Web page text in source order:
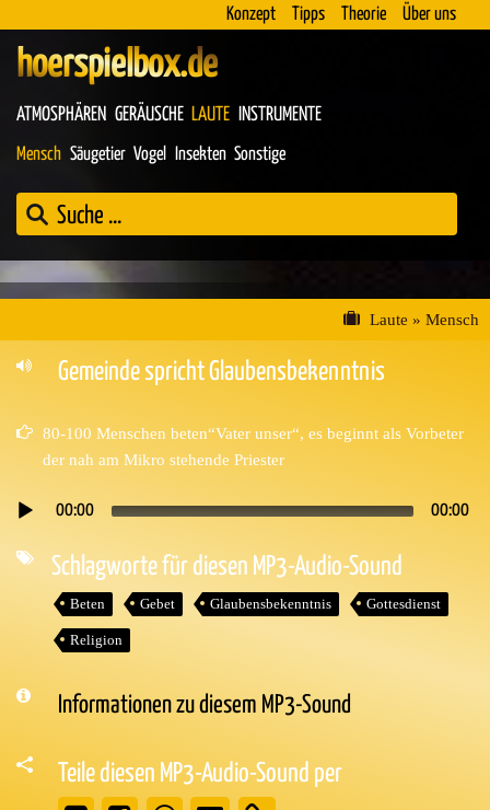
Konzept Tipps Theorie Über uns
hoerspielbox.de
ATMOSPHÄREN GERÄUSCHE LAUTE INSTRUMENTE
Mensch Säugetier Vogel Insekten Sonstige
Laute » Mensch
Gemeinde spricht Glaubensbekenntnis
80-100 Menschen beten“Vater unser“, es beginnt als Vorbeter
der nah am Mikro stehende Priester
Audio-
00:00 00:00
Schlagworte für diesen MP3-Audio-Sound
Beten Gebet Glaubensbekenntnis Gottesdienst
Religion
Informationen zu diesem MP3-Sound
Teile diesen MP3-Audio-Sound per